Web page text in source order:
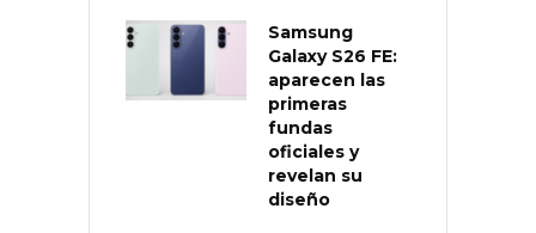
Samsung
Galaxy S26 FE:
aparecen las
primeras
fundas
oficiales y
revelan su
diseño